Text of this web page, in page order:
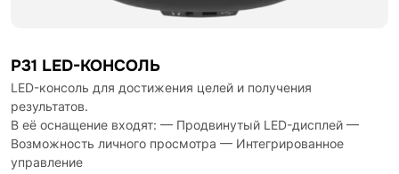
P31 LED-КОНСОЛЬ
LED-консоль для достижения целей и получения
результатов.
В её оснащение входят: — Продвинутый LED-дисплей —
Возможность личного просмотра — Интегрированное
управление